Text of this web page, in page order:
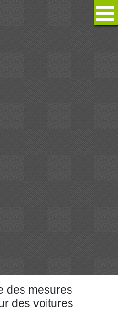
des mesures
des voitures